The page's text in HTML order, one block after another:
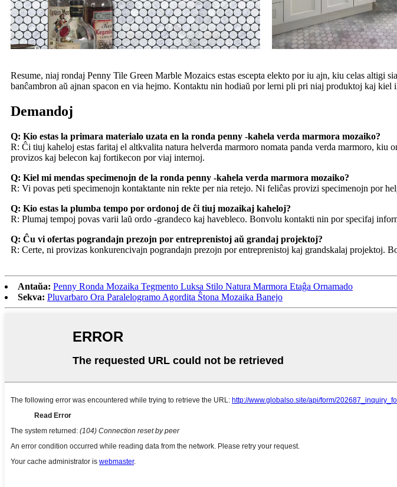
Resume, niaj rondaj Penny Tile Green Marble Mozaics estas escepta elekto por iu ajn, kiu celas
banĉambron aŭ ajnan spacon en via hejmo. Kontaktu nin hodiaŭ por lerni pli pri niaj produktoj kaj
Demandoj
Q: Kio estas la primara materialo uzata en la ronda penny -kahela verda marmora mozaiko?
R: Ĉi tiuj kaheloj estas faritaj el altkvalita natura helverda marmoro nomata panda verda marmoro,
provizos kaj belecon kaj fortikecon por viaj internoj.
Q: Kiel mi mendas specimenojn de la ronda penny -kahela verda marmora mozaiko?
R: Vi povas peti specimenojn kontaktante nin rekte per nia retejo. Ni feliĉas provizi specimenojn por
Q: Kio estas la plumba tempo por ordonoj de ĉi tiuj mozaikaj kaheloj?
R: Plumaj tempoj povas varii laŭ ordo -grandeco kaj havebleco. Bonvolu kontakti nin por specifaj
Q: Ĉu vi ofertas pograndajn prezojn por entreprenistoj aŭ grandaj projektoj?
R: Certe, ni provizas konkurencivajn pograndajn prezojn por entreprenistoj kaj grandskalaj projektoj.
Antaŭa: Penny Ronda Mozaika Tegmento Luksa Stilo Natura Marmora Etaĝa Ornamado
Sekva: Pluvarbaro Ora Paralelogramo Agordita Ŝtona Mozaika Banejo